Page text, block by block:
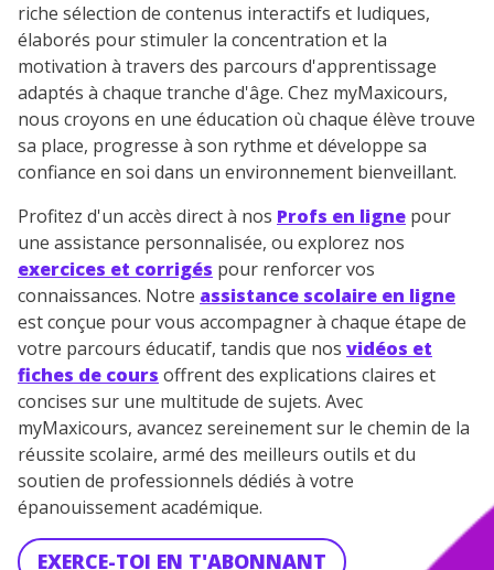
riche sélection de contenus interactifs et ludiques,
élaborés pour stimuler la concentration et la
motivation à travers des parcours d'apprentissage
adaptés à chaque tranche d'âge. Chez myMaxicours,
nous croyons en une éducation où chaque élève trouve
sa place, progresse à son rythme et développe sa
confiance en soi dans un environnement bienveillant.
Profitez d'un accès direct à nos Profs en ligne pour
une assistance personnalisée, ou explorez nos
exercices et corrigés pour renforcer vos
connaissances. Notre assistance scolaire en ligne
est conçue pour vous accompagner à chaque étape de
votre parcours éducatif, tandis que nos vidéos et
fiches de cours offrent des explications claires et
concises sur une multitude de sujets. Avec
myMaxicours, avancez sereinement sur le chemin de la
réussite scolaire, armé des meilleurs outils et du
soutien de professionnels dédiés à votre
épanouissement académique.
EXERCE-TOI EN T'ABONNANT